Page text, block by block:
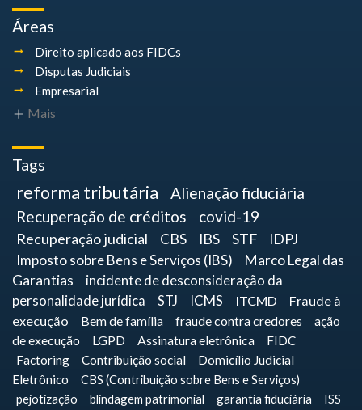
Áreas
Direito aplicado aos FIDCs
Disputas Judiciais
Empresarial
Mais
Tags
reforma tributária
Alienação fiduciária
Recuperação de créditos
covid-19
Recuperação judicial CBS IBS STF
IDPJ
Imposto sobre Bens e Serviços (IBS)
Marco Legal das
Garantias
incidente de desconsideração da
personalidade jurídica
STJ ICMS ITCMD
Fraude à
execução
Bem de família fraude contra credores
ação
de execução
LGPD Assinatura eletrônica
FIDC
Factoring
Contribuição social
Domicílio Judicial
Eletrônico
CBS (Contribuição sobre Bens e Serviços)
pejotização
blindagem patrimonial garantia fiduciária
ISS